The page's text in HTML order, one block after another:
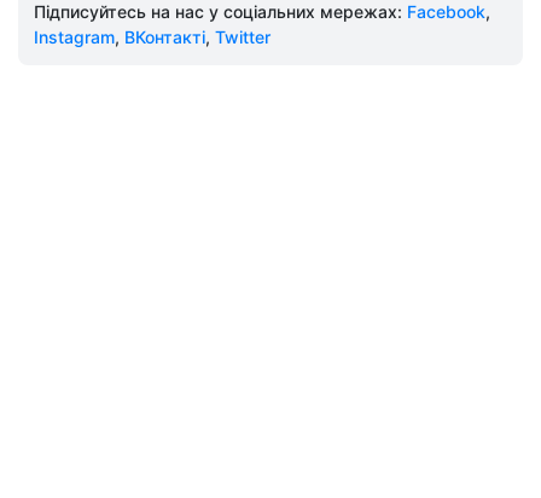
Підписуйтесь на нас у соціальних мережах: Facebook,
Instagram, ВКонтакті, Twitter